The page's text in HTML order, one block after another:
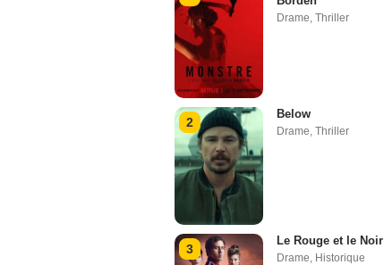
Drame, Thriller
2
Below
Drame, Thriller
3
Le Rouge et le Noir
Drame, Historique